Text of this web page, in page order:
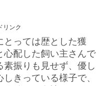
リンク
っては歴とした獲
配した飼い主さんで
振りも見せず、優し
きっている様子で、